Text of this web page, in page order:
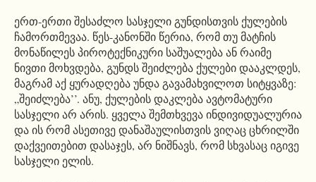
ერთ-ერთი შესაძლო სასჯელი გუნდისთვის ქულების
ჩამორთმევაა. წეს-კანონში წერია, რომ თუ მატჩის
მონაწილეს პიროტექნიკური საშუალება ან რაიმე
ნივთი მოხვდება, გუნდს შეიძლება ქულები დააკლდეს,
მაგრამ აქ ყურადღება უნდა გავამახვილოთ სიტყვაზე:
„შეიძლება’’. ანუ, ქულების დაკლება ავტომატური
სასჯელი არ არის. ყველა შემთხვევა ინდივიდუალურია
და ის რომ ასეთივე დანაშაულისთვის ვიღაც ცხრილში
დაქვეითებით დასაჯეს, არ ნიშნავს, რომ სხვასაც იგივე
სასჯელი ელის.